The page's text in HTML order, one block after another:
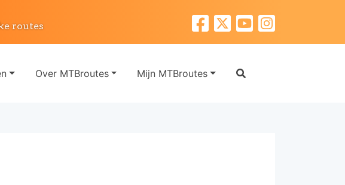
routes
Over MTBroutes Mijn MTBroutes